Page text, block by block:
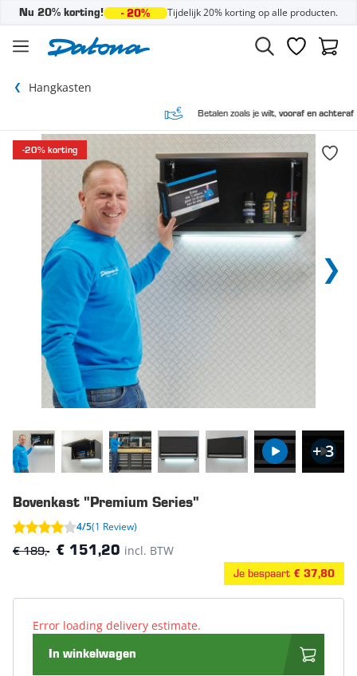
Nu 20% korting! - 20% Tijdelijk 20% korting op alle producten.
Verlanglijst
Hangkasten
Betalen zoals je wilt,vooraf en achteraf
-20% korting
+ 3
Bovenkast "Premium Series"
4/5(1 Review)
€ 189,- € 151,20 incl. BTW
Je bespaart € 37,80
Error loading delivery estimate.
In winkelwagen